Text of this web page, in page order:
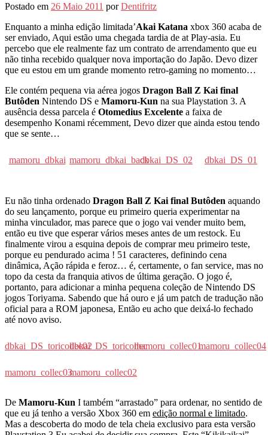
Postado em 26 Maio 2011 porDentifritz
Enquanto a minha edição limitada’Akai Katana xbox 360 acaba de
ser enviado, Aqui estão uma chegada tardia de at Play-asia. Eu
percebo que ele realmente faz um contrato de arrendamento que eu
não tinha recebido qualquer nova importação do Japão. Devo dizer
que eu estou em um grande momento retro-gaming no momento…
Ele contém pequena via aérea jogos Dragon Ball Z Kai final
Butôden Nintendo DS e Mamoru-Kun na sua Playstation 3. A
ausência dessa parcela é Otomedius Excelente a faixa de
desempenho Konami récemment, Devo dizer que ainda estou tendo
que se sente…
mamoru_dbkai mamoru_dbkai_backdbkai_DS_02 dbkai_DS_01
Eu não tinha ordenado Dragon Ball Z Kai final Butôden aquando
do seu lançamento, porque eu primeiro queria experimentar na
minha vinculador, mas parece que o jogo vai vender muito bem,
então eu tive que esperar vários meses antes de um restock. Eu
finalmente virou a esquina depois de comprar meu primeiro teste,
porque eu pendurado acima ! 51 caracteres, definindo cena
dinâmica, Ação rápida e feroz… é, certamente, o fan service, mas no
topo da cesta da franquia ativos de última geração. O jogo é,
portanto, para adicionar a minha pequena coleção de Nintendo DS
jogos Toriyama. Sabendo que há ouro e já um patch de tradução não
oficial para a ROM japonesa, Então eu acho que deixá-lo fechado
até novo aviso.
dbkai_DS_toricollec02dbkai_DS_toricollecmamoru_collec01mamoru_collec04
mamoru_collec03mamoru_collec02
De Mamoru-Kun I também “arrastado” para ordenar, no sentido de
que eu já tenho a versão Xbox 360 em edição normal e limitado.
Mas a descoberta do modo de tela cheia exclusivo para esta versão